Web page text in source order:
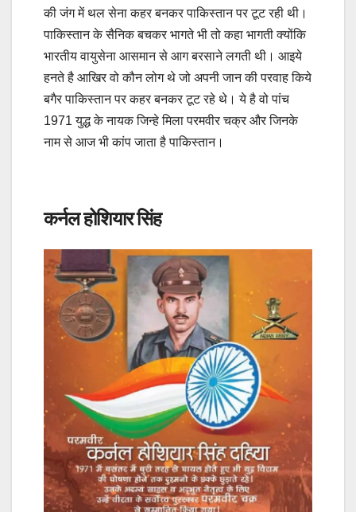
की जंग में थल सेना कहर बनकर पाकिस्‍तान पर टूट रही थी।
पाकिस्तान के सैनिक बचकर भागते भी तो कहा भागती क्‍योंकि
भारतीय वायुसेना आसमान से आग बरसाने लगती थी। आइये
हनते है आखिर वो कौन लोग थे जो अपनी जान की परवाह किये
बगैर पाकिस्तान पर कहर बनकर टूट रहे थे। ये है वो पांच
1971 युद्ध के नायक जिन्हे मिला परमवीर चक्र और जिनके
नाम से आज भी कांप जाता है पाकिस्‍तान।
कर्नल होशियार सिंह